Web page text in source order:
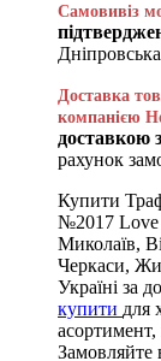
Самовивіз
Доставка
компанією
доставкою
рахунок
Купити
№2017 Love
Миколаїв,
Черкаси,
Україні за
купити для
асортимент,
Замовляйте